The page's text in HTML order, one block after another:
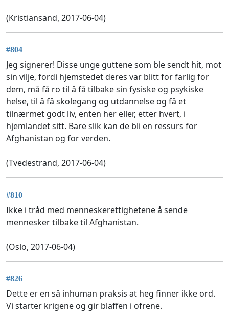
(Kristiansand, 2017-06-04)
#804
Jeg signerer! Disse unge guttene som ble sendt hit, mot
sin vilje, fordi hjemstedet deres var blitt for farlig for
dem, må få ro til å få tilbake sin fysiske og psykiske
helse, til å få skolegang og utdannelse og få et
tilnærmet godt liv, enten her eller, etter hvert, i
hjemlandet sitt. Bare slik kan de bli en ressurs for
Afghanistan og for verden.
(Tvedestrand, 2017-06-04)
#810
Ikke i tråd med menneskerettighetene å sende
mennesker tilbake til Afghanistan.
(Oslo, 2017-06-04)
#826
Dette er en så inhuman praksis at heg finner ikke ord.
Vi starter krigene og gir blaffen i ofrene.